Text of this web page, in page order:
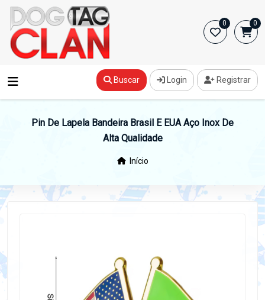
0 0
Buscar Login Registrar
Pin De Lapela Bandeira Brasil E EUA Aço Inox De
Alta Qualidade
Início